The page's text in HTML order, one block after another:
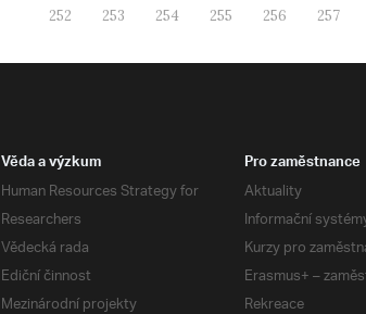
252
253 254 255 256 257
Věda a výzkum
Human Resources Strategy for
Researchers
Vědecká rada
Ediční činnost
Mezinárodní projekty
Pro zaměstnance
Aktuality
Informační
Kurzy pro
Erasmus+ –
Rekreace